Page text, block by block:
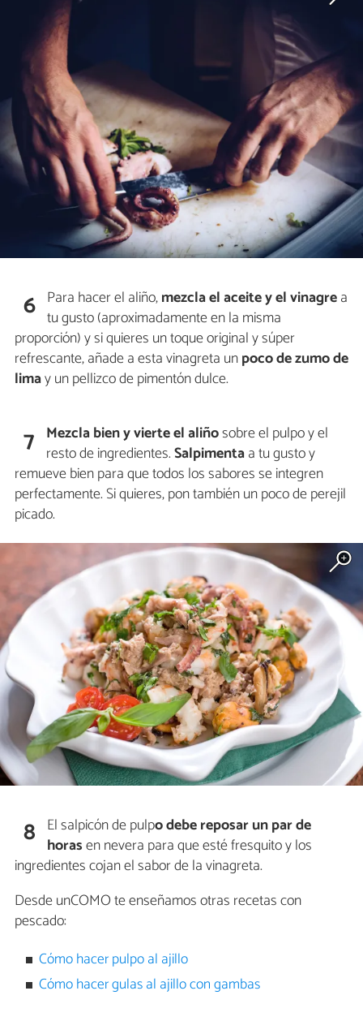
6 Para hacer el aliño,mezcla el aceite y el vinagrea
tu gusto (aproximadamente en la misma
proporción) y si quieres un toque original y súper
refrescante, añade a esta vinagreta unpoco de zumo de
limay un pellizco de pimentón dulce.
7 Mezcla bien y vierte el aliñosobre el pulpo y el
resto de ingredientes.Salpimentaa tu gusto y
remueve bien para que todos los sabores se integren
perfectamente. Si quieres, pon también un poco de perejil
picado.
8 El salpicón de pulpo debe reposar un par de
horasen nevera para que esté fresquito y los
ingredientes cojan el sabor de la vinagreta.
Desde unCOMO te enseñamos otras recetas con
pescado:
Cómo hacer pulpo al ajillo
Cómo hacer gulas al ajillo con gambas